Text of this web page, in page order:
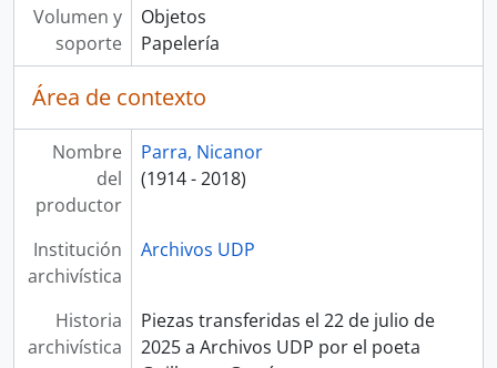
Volumen y
soporte
Objetos
Papelería
Área de contexto
Nombre
del
productor
Parra, Nicanor
(1914 - 2018)
Institución
archivística
Archivos UDP
Historia
archivística
Piezas transferidas el 22 de julio de
2025 a Archivos UDP por el poeta